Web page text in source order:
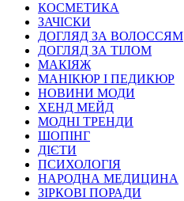
КОСМЕТИКА
ЗАЧІСКИ
ДОГЛЯД ЗА ВОЛОССЯМ
ДОГЛЯД ЗА ТІЛОМ
МАКІЯЖ
МАНІКЮР І ПЕДИКЮР
НОВИНИ МОДИ
ХЕНД МЕЙД
МОДНІ ТРЕНДИ
ШОПІНГ
ДІЄТИ
ПСИХОЛОГІЯ
НАРОДНА МЕДИЦИНА
ЗІРКОВІ ПОРАДИ